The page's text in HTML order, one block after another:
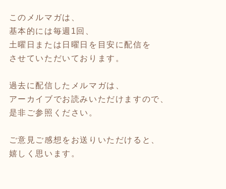
このメルマガは、
基本的には毎週1回、
土曜日または日曜日を目安に配信を
させていただいております。
過去に配信したメルマガは、
アーカイブでお読みいただけますので、
是非ご参照ください。
ご意見ご感想をお送りいただけると、
嬉しく思います。